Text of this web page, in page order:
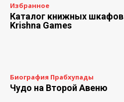
Избранное
Каталог книжных шкафов
Krishna Games
Биография Прабхупады
Чудо на Второй Авеню